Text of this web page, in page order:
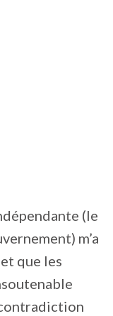
(le
m’a
que les